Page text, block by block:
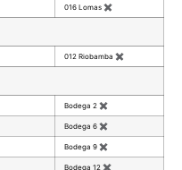
016 Lomas ✖
012 Riobamba ✖
Bodega 2 ✖
Bodega 6 ✖
Bodega 9 ✖
Bodega 12 ✖